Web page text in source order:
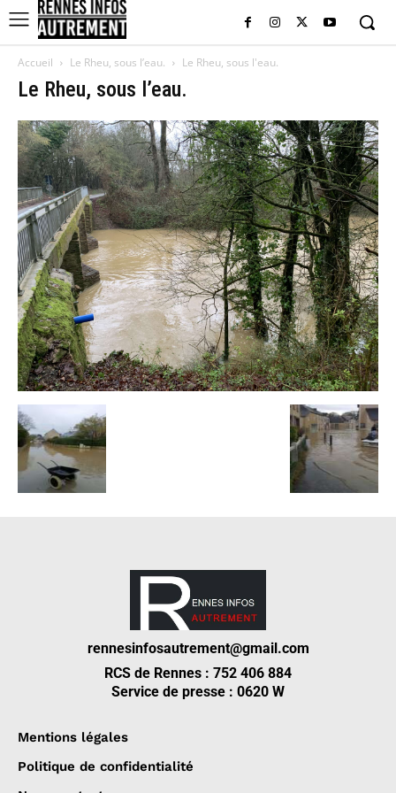
Accueil Le Rheu, sous l’eau. Le Rheu, sous l'eau.
Le Rheu, sous l’eau.
rennesinfosautrement@gmail.com
RCS de Rennes : 752 406 884
Service de presse : 0620 W
Mentions légales
Politique de confidentialité